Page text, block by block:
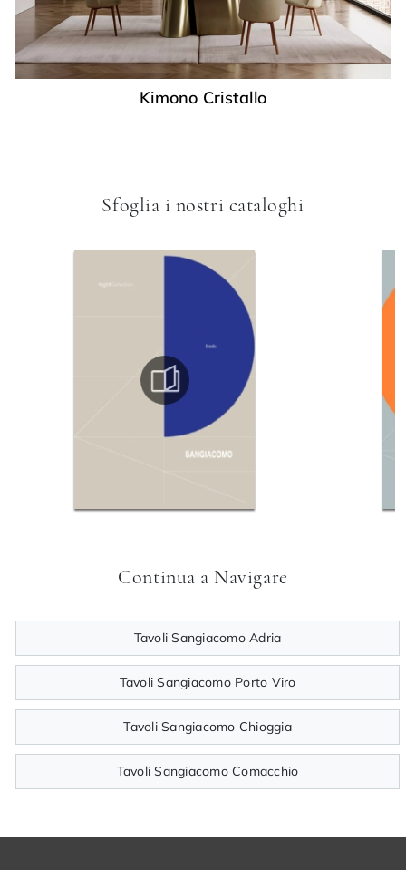
Kimono Cristallo
Sfoglia i nostri cataloghi
Continua a Navigare
Tavoli Sangiacomo Adria
Tavoli Sangiacomo Porto Viro
Tavoli Sangiacomo Chioggia
Tavoli Sangiacomo Comacchio